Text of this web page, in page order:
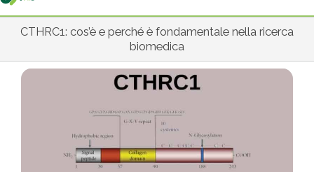
CTHRC1: cos’è e perché è fondamentale nella ricerca
biomedica